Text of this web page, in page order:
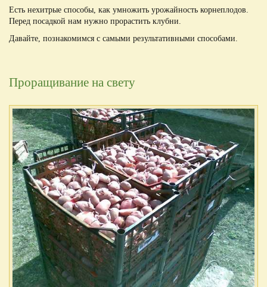
Есть нехитрые способы, как умножить урожайность корнеплодов.
Перед посадкой нам нужно прорастить клубни.
Давайте, познакомимся с самыми результативными способами.
Проращивание на свету